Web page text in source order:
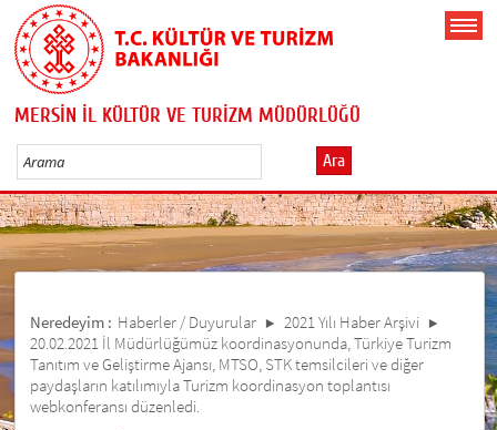
MERSİN İL KÜLTÜR VE TURİZM MÜDÜRLÜĞÜ
Ara
Neredeyim : Haberler / Duyurular
2021 Yılı Haber Arşivi
20.02.2021 İl Müdürlüğümüz koordinasyonunda, Türkiye Turizm
Tanıtım ve Geliştirme Ajansı, MTSO, STK temsilcileri ve diğer
paydaşların katılımıyla Turizm koordinasyon toplantısı
webkonferansı düzenledi.